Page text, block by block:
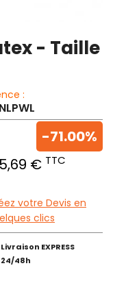
- Taille
:
€ TTC
-71.00%
votre Devis en
clics
Livraison EXPRESS
24/48h